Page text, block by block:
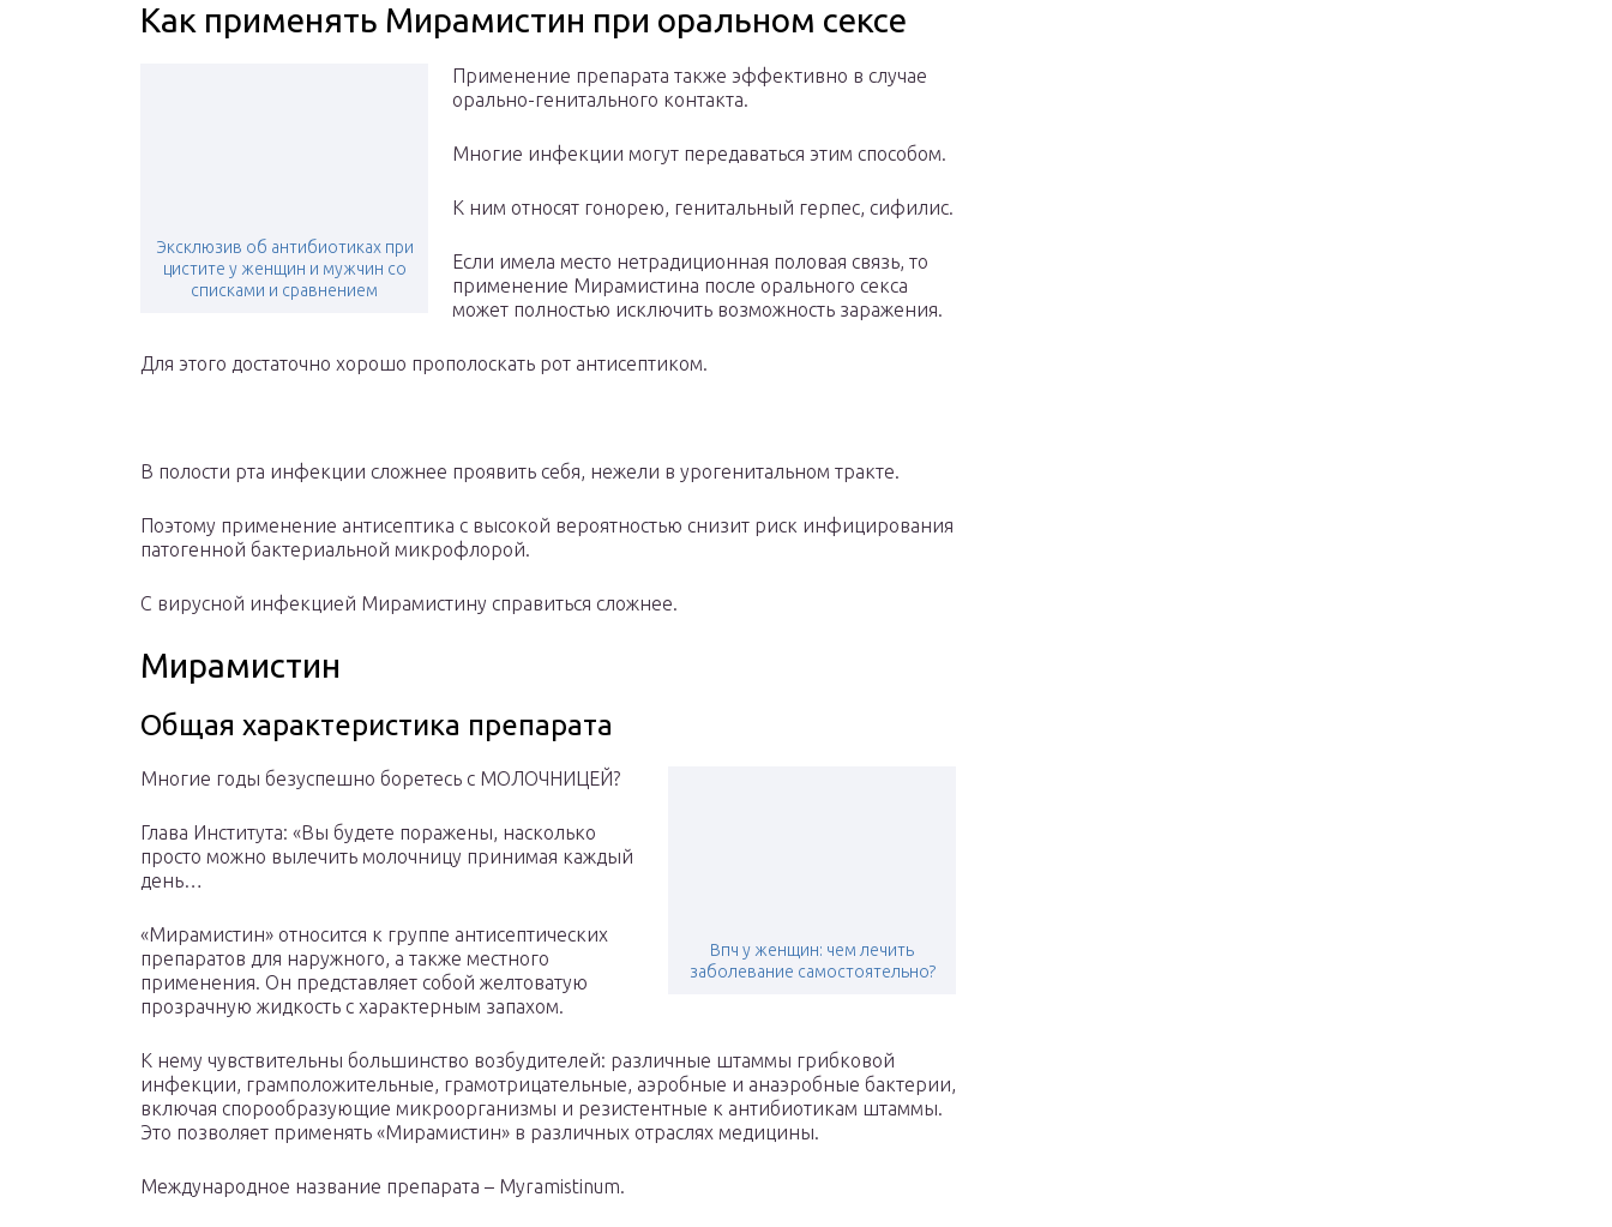
Как применять Мирамистин при оральном сексе
Эксклюзив об антибиотиках при
цистите у женщин и мужчин со
списками и сравнением
Применение препарата также эффективно в случае
орально-генитального контакта.
Многие инфекции могут передаваться этим способом.
К ним относят гонорею, генитальный герпес, сифилис.
Если имела место нетрадиционная половая связь, то
применение Мирамистина после орального секса
может полностью исключить возможность заражения.
Для этого достаточно хорошо прополоскать рот антисептиком.
В полости рта инфекции сложнее проявить себя, нежели в урогенитальном тракте.
Поэтому применение антисептика с высокой вероятностью снизит риск инфицирования
патогенной бактериальной микрофлорой.
С вирусной инфекцией Мирамистину справиться сложнее.
Мирамистин
Общая характеристика препарата
Впч у женщин: чем лечить
заболевание самостоятельно?
Многие годы безуспешно боретесь с МОЛОЧНИЦЕЙ?
Глава Института: «Вы будете поражены, насколько
просто можно вылечить молочницу принимая каждый
день…
«Мирамистин» относится к группе антисептических
препаратов для наружного, а также местного
применения. Он представляет собой желтоватую
прозрачную жидкость с характерным запахом.
К нему чувствительны большинство возбудителей: различные штаммы грибковой
инфекции, грамположительные, грамотрицательные, аэробные и анаэробные бактерии,
включая спорообразующие микроорганизмы и резистентные к антибиотикам штаммы.
Это позволяет применять «Мирамистин» в различных отраслях медицины.
Международное название препарата – Myramistinum.